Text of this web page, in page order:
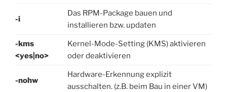
-i
Das RPM-Package bauen und
installieren bzw. updaten
-kms
<yes|no>
Kernel-Mode-Setting (KMS) aktivieren
oder deaktivieren
-nohw
Hardware-Erkennung explizit
ausschalten. (z.B. beim Bau in einer VM)